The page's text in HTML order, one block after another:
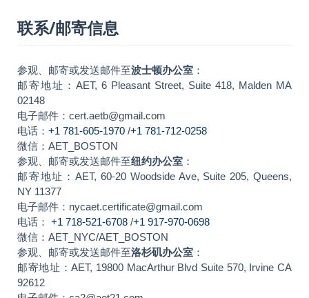
联系/邮寄信息
参观、邮寄或发送邮件至波士顿办公室 ：
邮寄地址：AET, 6 Pleasant Street, Suite 418, Malden MA
02148
电子邮件：cert.aetb@gmail.com
电话： +1 781-605-1970 /+1 781-712-0258
微信：AET_BOSTON
参观、邮寄或发送邮件至纽约办公室 ：
邮寄地址：AET, 60-20 Woodside Ave, Suite 205, Queens,
NY 11377
电子邮件：nycaet.certificate@gmail.com
电话： +1 718-521-6708 /+1 917-970-0698
微信：AET_NYC/AET_BOSTON
参观、邮寄或发送邮件至洛杉矶办公室 ：
邮寄地址：AET, 19800 MacArthur Blvd Suite 570, Irvine CA
92612